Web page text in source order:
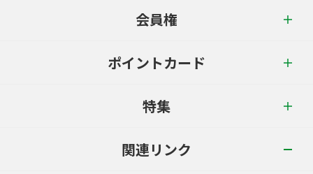
会員権
ポイントカード
特集
関連リンク